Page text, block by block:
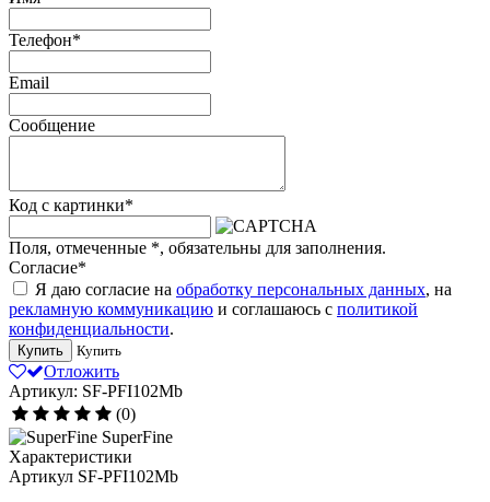
Телефон*
Email
Сообщение
Код с картинки*
Поля, отмеченные *, обязательны для заполнения.
Согласие*
Я даю согласие на обработку персональных данных, на
рекламную коммуникацию и соглашаюсь с политикой
конфиденциальности.
Купить Купить
Отложить
Артикул: SF-PFI102Mb
(0)
SuperFine
Характеристики
Артикул SF-PFI102Mb